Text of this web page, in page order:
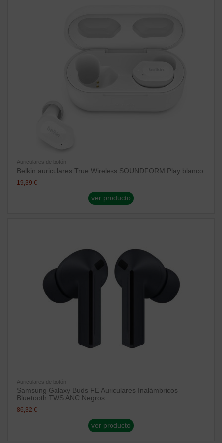
Auriculares de botón
Belkin auriculares True Wireless SOUNDFORM Play blanco
19,39 €
ver producto
Auriculares de botón
Samsung Galaxy Buds FE Auriculares Inalámbricos
Bluetooth TWS ANC Negros
86,32 €
ver producto